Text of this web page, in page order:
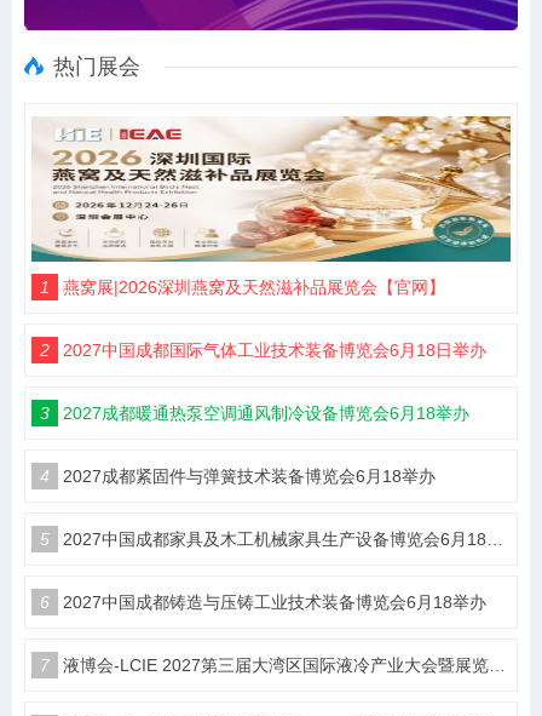
热门展会
1 燕窝展|2026深圳燕窝及天然滋补品展览会【官网】
2 2027中国成都国际气体工业技术装备博览会6月18日举办
3 2027成都暖通热泵空调通风制冷设备博览会6月18举办
4 2027成都紧固件与弹簧技术装备博览会6月18举办
5 2027中国成都家具及木工机械家具生产设备博览会6月18举办
6 2027中国成都铸造与压铸工业技术装备博览会6月18举办
7 液博会-LCIE 2027第三届大湾区国际液冷产业大会暨展览会（深圳）